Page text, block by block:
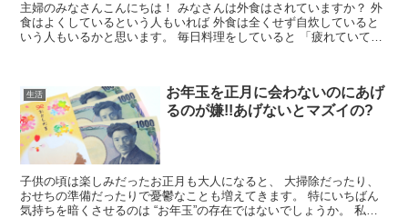
主婦のみなさんこんにちは！ みなさんは外食はされていますか？ 外
食はよくしているという人もいれば 外食は全くせず自炊していると
いう人もいるかと思います。 毎日料理をしていると 「疲れていて料
生活
お年玉を正月に会わないのにあげ
るのが嫌!!あげないとマズイの?
子供の頃は楽しみだったお正月も大人になると、 大掃除だったり、
おせちの準備だったりで憂鬱なことも増えてきます。 特にいちばん
気持ちを暗くさせるのは “お年玉”の存在ではないでしょうか。 私な